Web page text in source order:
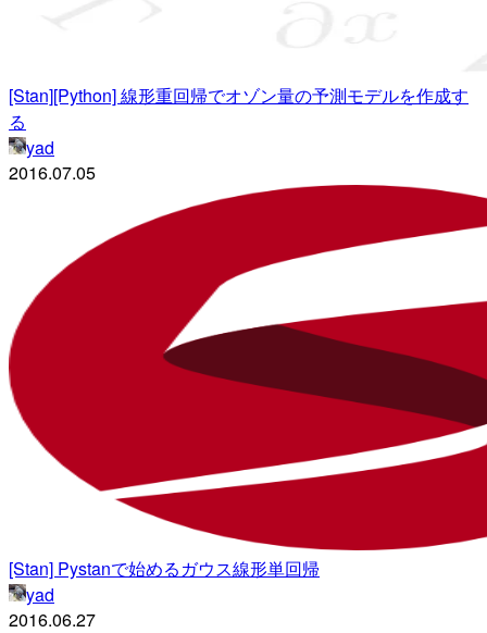
[Stan][Python] 線形重回帰でオゾン量の予測モデルを作成す
る
yad
2016.07.05
[Stan] Pystanで始めるガウス線形単回帰
yad
2016.06.27